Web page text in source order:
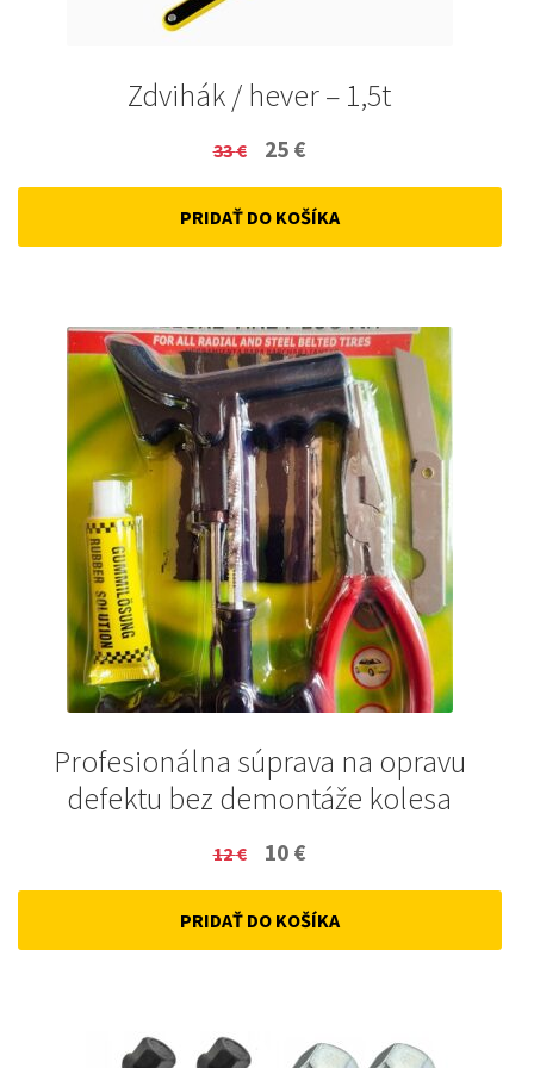
Zdvihák / hever – 1,5t
33€
Original
price
was:
25 €
price
is:
PRIDAŤ DO KOŠÍKA
Profesionálna súprava na opravu
defektu bez demontáže kolesa
12€
Original
price
was:
10 €
price
is:
PRIDAŤ DO KOŠÍKA